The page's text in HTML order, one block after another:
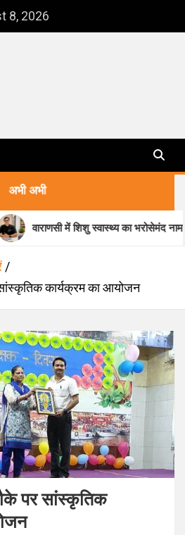
8, 2026
अभी अभी
में शिशु स्वास्थ्य का भरोसेमंद नाम-डॉ. मधुकर पांडेय
कार्यक्रम का आयोजन
पर सांस्कृतिक